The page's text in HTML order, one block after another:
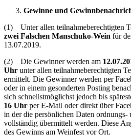
Gewinne und
(1) Unter allen teilnahmeberechtigten
zwei Falschen Manschuko-Wein für
13.07.2019.
(2) Die Gewinner werden am
Uhr unter allen teilnahmeberechtigten
ermittelt. Die Gewinner werden per
oder in einem gesonderten Posting
sich schnellstmöglichst jedoch bis
16 Uhr per E-Mail oder direkt über
in der die persönlichen Daten ordnungs-
vollständig übermittelt werden. Diese
des Gewinns am Weinfest vor Ort.